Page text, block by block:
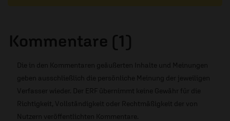
Kommentare (1)
Die in den Kommentaren geäußerten Inhalte und Meinungen
geben ausschließlich die persönliche Meinung der jeweiligen
Verfasser wieder. Der ERF übernimmt keine Gewähr für die
Richtigkeit, Vollständigkeit oder Rechtmäßigkeit der von
Nutzern veröffentlichten Kommentare.